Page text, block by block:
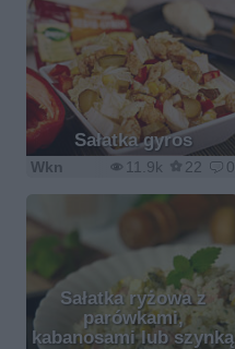
Sałatka gyros
11.9k 22 0
Wkn
Sałatka ryżowa z
parówkami,
kabanosami lub szynką